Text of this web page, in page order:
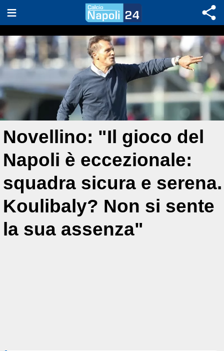
Novellino: "Il gioco del
Napoli è eccezionale:
squadra sicura e serena.
Koulibaly? Non si sente
la sua assenza"